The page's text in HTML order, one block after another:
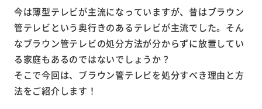
今は薄型テレビが主流になっていますが、昔はブラウン
管テレビという奥行きのあるテレビが主流でした。そん
なブラウン管テレビの処分方法が分からずに放置してい
る家庭もあるのではないでしょうか？
そこで今回は、ブラウン管テレビを処分すべき理由と方
法をご紹介します！